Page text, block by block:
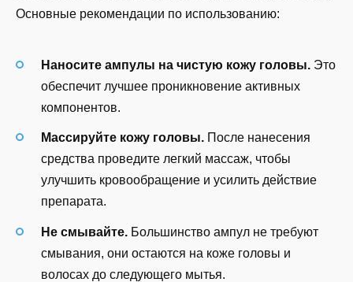
Основные рекомендации по использованию:
Наносите ампулы на чистую кожу головы. Это
обеспечит лучшее проникновение активных
компонентов.
Массируйте кожу головы. После нанесения
средства проведите легкий массаж, чтобы
улучшить кровообращение и усилить действие
препарата.
Не смывайте. Большинство ампул не требуют
смывания, они остаются на коже головы и
волосах до следующего мытья.